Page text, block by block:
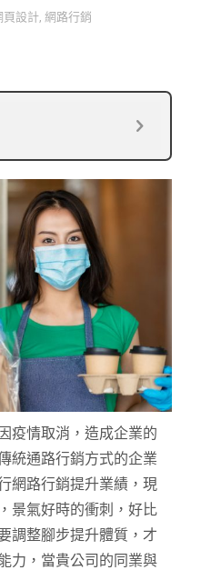
頁設計,網路行銷
疫情取消，造成企業的
統通路行銷方式的企業
網路行銷提升業績，現
景氣好時的衝刺，好比
調整腳步提升體質，才
力，當貴公司的同業與